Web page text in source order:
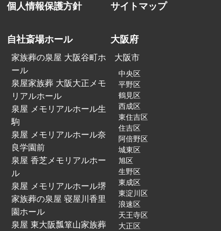
個人情報保護方針 サイトマップ
自社斎場ホール
家族葬の泉屋 大阪谷町ホ
ール
泉屋家族葬 大阪大正メモ
リアルホール
泉屋 メモリアルホール生
駒
泉屋 メモリアルホール奈
良学園前
泉屋 香芝メモリアルホー
ル
泉屋 メモリアルホール堺
家族葬の泉屋 寝屋川香里
園ホール
泉屋 東大阪瓢箪山家族葬
大阪府
大阪市
中央区
平野区
鶴見区
西成区
東住吉区
住吉区
阿倍野区
城東区
旭区
生野区
東成区
東淀川区
浪速区
天王寺区
大正区